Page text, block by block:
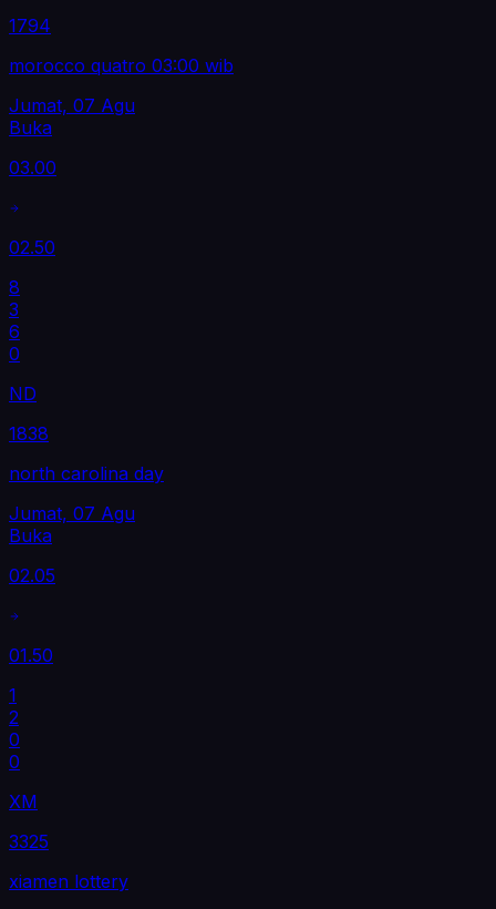
1794
morocco quatro 03:00 wib
Jumat, 07 Agu
Buka
03.00
02.50
8
3
6
0
ND
1838
north carolina day
Jumat, 07 Agu
Buka
02.05
01.50
1
2
0
0
XM
3325
xiamen lottery